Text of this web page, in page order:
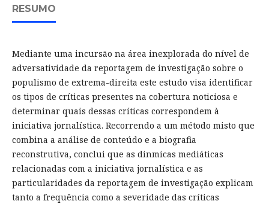
RESUMO
Mediante uma incursão na área inexplorada do nível de
adversatividade da reportagem de investigação sobre o
populismo de extrema-direita este estudo visa identificar
os tipos de críticas presentes na cobertura noticiosa e
determinar quais dessas críticas correspondem à
iniciativa jornalística. Recorrendo a um método misto que
combina a análise de conteúdo e a biografia
reconstrutiva, conclui que as dinmicas mediáticas
relacionadas com a iniciativa jornalística e as
particularidades da reportagem de investigação explicam
tanto a frequência como a severidade das críticas